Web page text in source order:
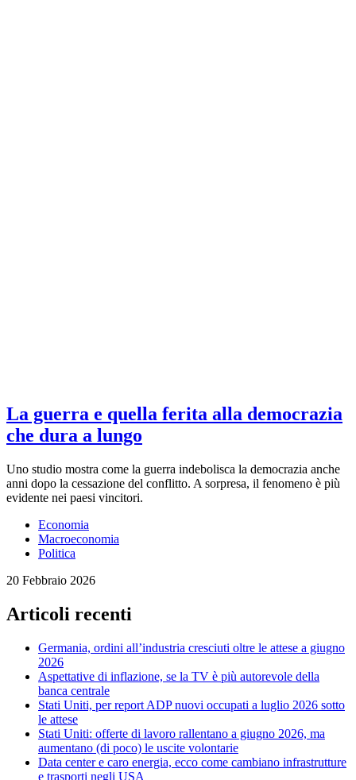
La guerra e quella ferita alla democrazia
che dura a lungo
Uno studio mostra come la guerra indebolisca la democrazia anche
anni dopo la cessazione del conflitto. A sorpresa, il fenomeno è più
evidente nei paesi vincitori.
Economia
Macroeconomia
Politica
20 Febbraio 2026
Articoli recenti
Germania, ordini all’industria cresciuti oltre le attese a giugno
2026
Aspettative di inflazione, se la TV è più autorevole della
banca centrale
Stati Uniti, per report ADP nuovi occupati a luglio 2026 sotto
le attese
Stati Uniti: offerte di lavoro rallentano a giugno 2026, ma
aumentano (di poco) le uscite volontarie
Data center e caro energia, ecco come cambiano infrastrutture
e trasporti negli USA